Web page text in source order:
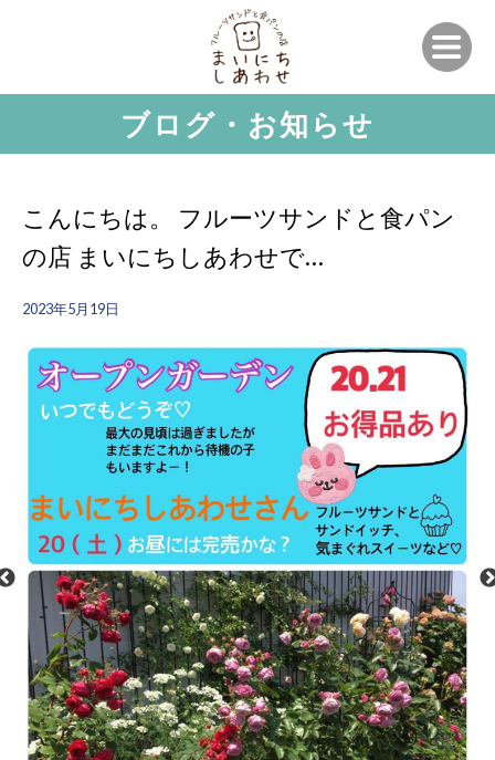
ブログ・お知らせ
こんにちは。 フルーツサンドと食パン
の店 まいにちしあわせで…
2023年5月19日